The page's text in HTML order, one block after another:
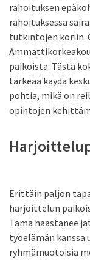
rahoituksen
rahoituksessa
tutkintojen koriin.
paikoista. Tästä
tärkeää käydä
pohtia, mikä on
opintojen
Erittäin paljon
harjoittelun
Tämä haastanee
työelämän kanssa
ryhmämuotoisia